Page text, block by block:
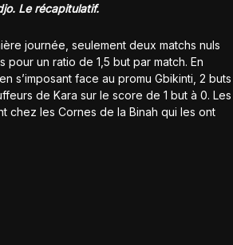
Le récapitulatif.
journée, seulement deux matchs nuls
un ratio de 1,5 but par match. En
s’imposant face au promu Gbikinti, 2 buts
de Kara sur le score de 1 but à 0. Les
chez les Cornes de la Binah qui les ont